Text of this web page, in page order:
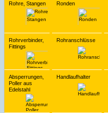
Rohre, Stangen Ronden
Rohrverbinder,
Fittings
Rohranschlüsse
Absperrungen,
Poller aus
Edelstahl
Handlaufhalter